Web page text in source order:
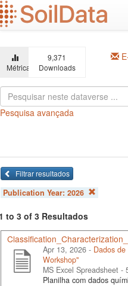
Ir
para
o
principal
Métricas
9,371
Downloads
Pesquisa avançada
Filtrar resultados
Publication Year: 2026
to 3 of 3 Resultados
Apr 13, 2026 - Dados
Workshop"
MS Excel Spreadsheet -
Planilha com dados